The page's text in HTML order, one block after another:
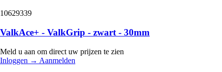
10629339
ValkAce+ - ValkGrip - zwart - 30mm
Meld u aan om direct uw prijzen te zien
Inloggen → Aanmelden